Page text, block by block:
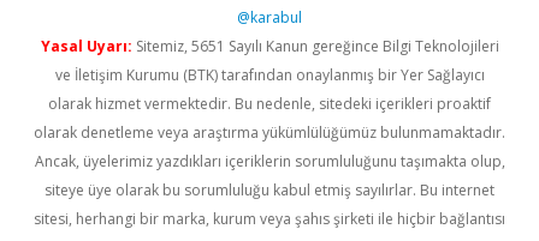
@karabul
Yasal Uyarı: Sitemiz, 5651 Sayılı Kanun gereğince Bilgi Teknolojileri
ve İletişim Kurumu (BTK) tarafından onaylanmış bir Yer Sağlayıcı
olarak hizmet vermektedir. Bu nedenle, sitedeki içerikleri proaktif
olarak denetleme veya araştırma yükümlülüğümüz bulunmamaktadır.
Ancak, üyelerimiz yazdıkları içeriklerin sorumluluğunu taşımakta olup,
siteye üye olarak bu sorumluluğu kabul etmiş sayılırlar. Bu internet
sitesi, herhangi bir marka, kurum veya şahıs şirketi ile hiçbir bağlantısı